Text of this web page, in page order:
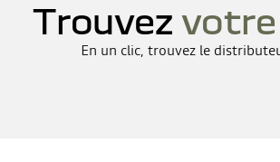
Trouvez
En un clic, trouvez le